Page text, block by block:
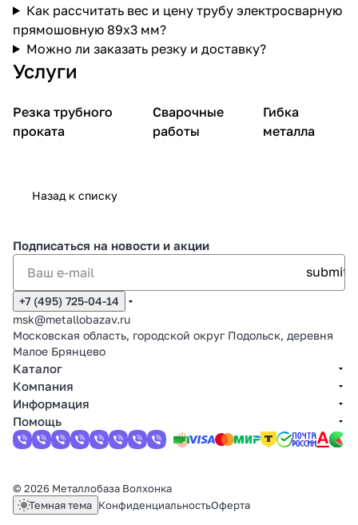
Как рассчитать вес и цену трубу электросварную
прямошовную 89х3 мм?
Можно ли заказать резку и доставку?
Услуги
Резка трубного
проката
Сварочные
работы
Гибка
металла
Назад к списку
Подписаться на новости и акции
+7 (495) 725-04-14
msk@metallobazav.ru
Московская область, городской округ Подольск, деревня
Малое Брянцево
Каталог
Компания
Информация
Помощь
© 2026 Металлобаза Волхонка
Темная тема КонфиденциальностьОферта